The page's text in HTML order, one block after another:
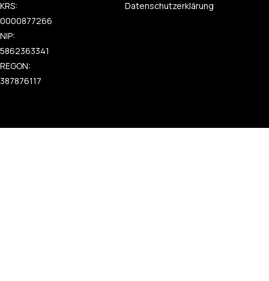
KRS:
0000877266
NIP:
5862363341
REGON:
387876117
Datenschutzerklärung